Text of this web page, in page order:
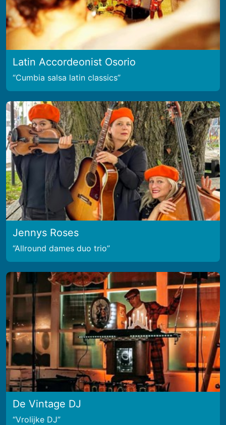
Latin Accordeonist Osorio
Cumbia salsa latin classics
Jennys Roses
Allround dames duo trio
De Vintage DJ
Vrolijke DJ